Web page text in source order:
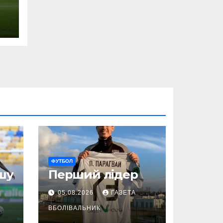
ФУТБОЛ
Перший лідер
05.08.2026 ГАЗЕТА
ВБОЛІВАЛЬНИК